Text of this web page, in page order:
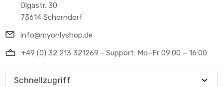
Olgastr. 30
73614 Schorndorf
info@myonlyshop.de
+49 (0) 32 213 321269 - Support: Mo–Fr 09:00 – 16:00
Schnellzugriff